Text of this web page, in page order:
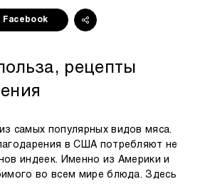
Facebook
рецепты
самых популярных видов мяса.
в США потребляют не
индеек. Именно из Америки и
во всем мире блюда. Здесь